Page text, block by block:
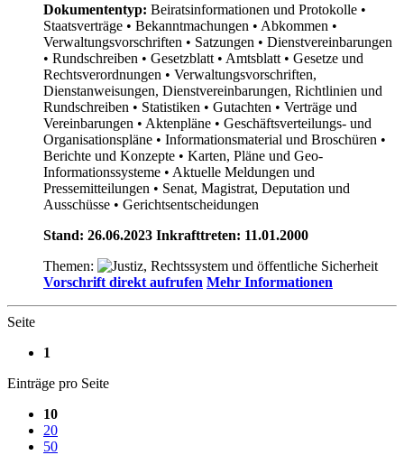
Dokumententyp: Beiratsinformationen und Protokolle •
Staatsverträge • Bekanntmachungen • Abkommen •
Verwaltungsvorschriften • Satzungen • Dienstvereinbarungen
• Rundschreiben • Gesetzblatt • Amtsblatt • Gesetze und
Rechtsverordnungen • Verwaltungsvorschriften,
Dienstanweisungen, Dienstvereinbarungen, Richtlinien und
Rundschreiben • Statistiken • Gutachten • Verträge und
Vereinbarungen • Aktenpläne • Geschäftsverteilungs- und
Organisationspläne • Informationsmaterial und Broschüren •
Berichte und Konzepte • Karten, Pläne und Geo-
Informationssysteme • Aktuelle Meldungen und
Pressemitteilungen • Senat, Magistrat, Deputation und
Ausschüsse • Gerichtsentscheidungen
Stand: 26.06.2023 Inkrafttreten: 11.01.2000
Themen:
Vorschrift direkt aufrufen Mehr Informationen
Seite
1
Einträge pro Seite
10
20
50